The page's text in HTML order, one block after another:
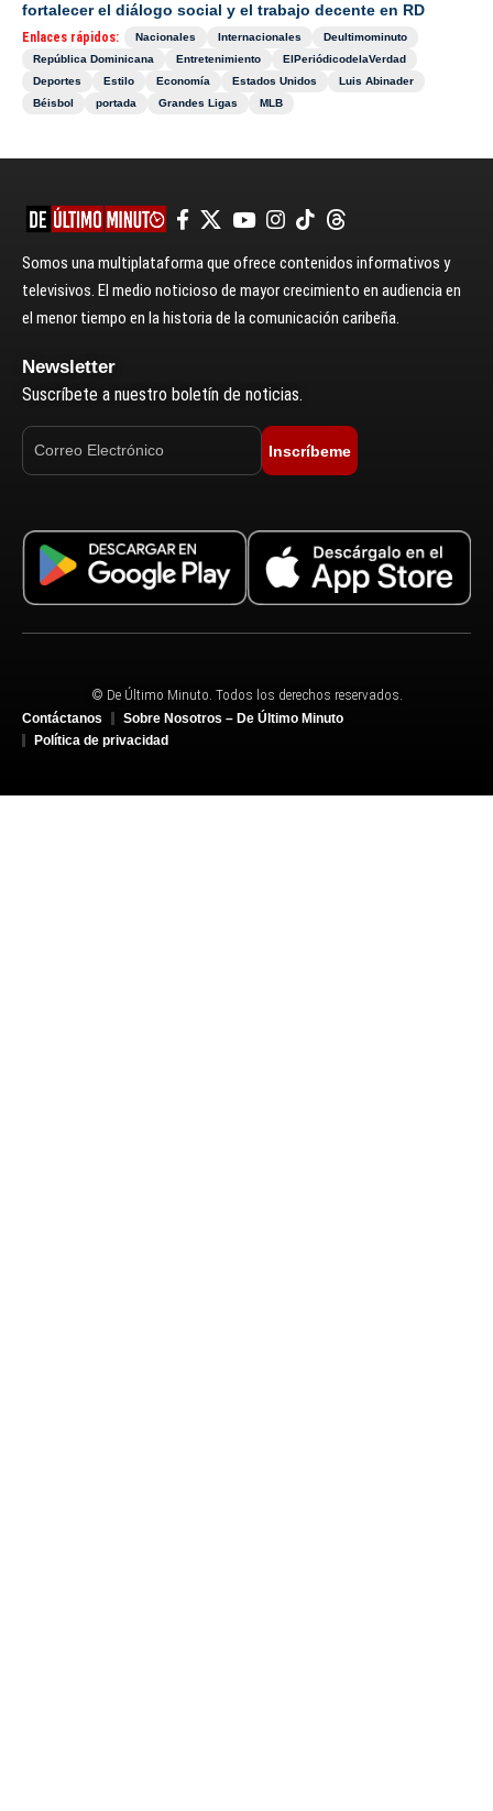
fortalecer el diálogo social y el trabajo decente en RD
Enlaces rápidos: Nacionales Internacionales
Deultimominuto
República Dominicana
Entretenimiento
ElPeriódicodelaVerdad
Deportes
Estilo Economía Estados Unidos
Luis Abinader
Béisbol
portada Grandes Ligas MLB
Somos una multiplataforma que ofrece contenidos informativos y
televisivos. El medio noticioso de mayor crecimiento en audiencia en
el menor tiempo en la historia de la comunicación caribeña.
Newsletter
Suscríbete a nuestro boletín de noticias.
Inscríbeme
© De Último Minuto. Todos los derechos reservados.
Contáctanos
Sobre Nosotros – De Último Minuto
Política de privacidad